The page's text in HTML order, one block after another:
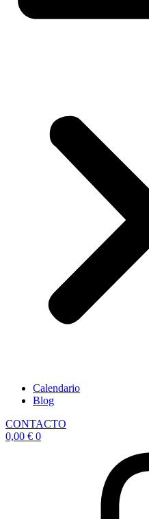
Calendario
Blog
CONTACTO
0,00 € 0